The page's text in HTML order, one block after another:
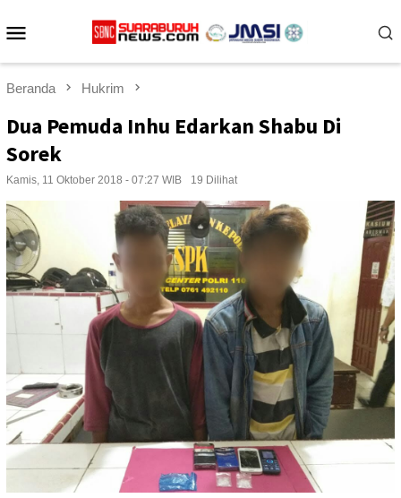
ke
Beranda Hukrim
Dua Pemuda Inhu Edarkan Shabu Di
Sorek
Kamis, 11 Oktober 2018 - 07:27 WIB 19 Dilihat